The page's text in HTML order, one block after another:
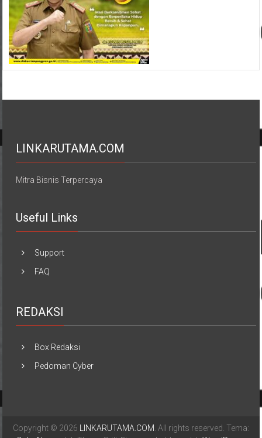
LINKARUTAMA.COM
Mitra Bisnis Terpercaya
Useful Links
Support
FAQ
REDAKSI
Box Redaksi
Pedoman Cyber
Copyright © 2026 LINKARUTAMA.COM . All rights reserved. Tema: